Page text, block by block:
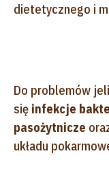
dietetycznego i
Do problemów
się infekcje
pasożytnicze
układu